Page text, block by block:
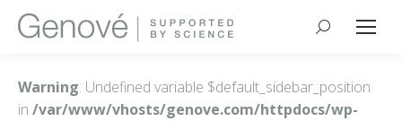
Buscar:
Warning: Undefined variable $default_sidebar_position
in /var/www/vhosts/genove.com/httpdocs/wp-